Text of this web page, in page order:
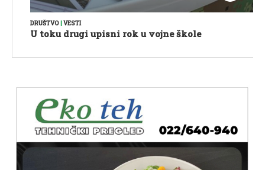
DRUŠTVO VESTI
U toku drugi upisni rok u vojne škole